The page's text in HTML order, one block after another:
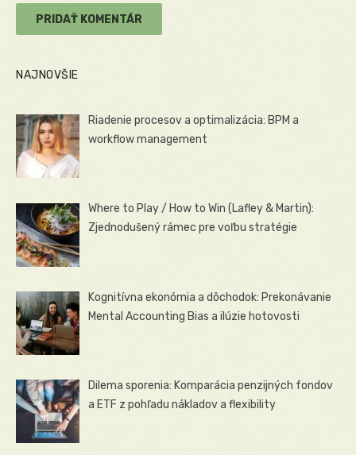
NAJNOVŠIE
Riadenie procesov a optimalizácia: BPM a
workflow management
Where to Play / How to Win (Lafley & Martin):
Zjednodušený rámec pre voľbu stratégie
Kognitívna ekonómia a dôchodok: Prekonávanie
Mental Accounting Bias a ilúzie hotovosti
Dilema sporenia: Komparácia penzijných fondov
a ETF z pohľadu nákladov a flexibility